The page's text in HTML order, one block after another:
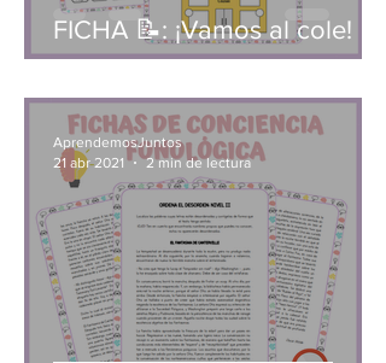
FICHA 📝: ¡Vamos al cole!
AprendemosJuntos
21 abr 2021
2 min de lectura